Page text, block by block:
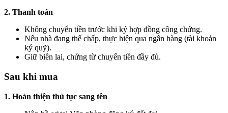
2. Thanh toán
Không chuyển tiền trước khi ký hợp đồng công chứng.
Nếu nhà đang thế chấp, thực hiện qua ngân hàng (tài khoản
ký quỹ).
Giữ biên lai, chứng từ chuyển tiền đầy đủ.
Sau khi mua
1. Hoàn thiện thủ tục sang tên